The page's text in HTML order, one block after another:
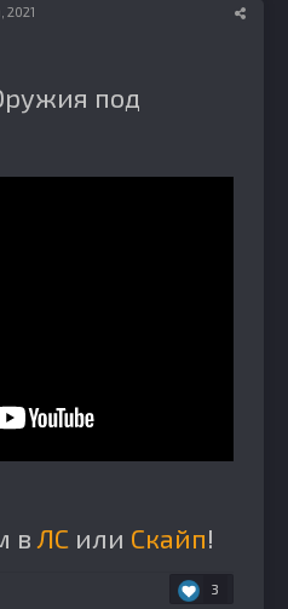
2021
под
в ЛС или Скайп!
3